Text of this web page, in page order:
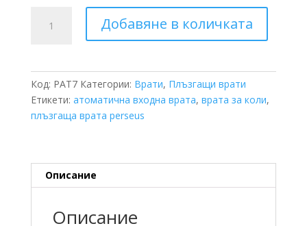
Алуминий
Добавяне в количката
Код: PAT7 Категории: Врати, Плъзгащи врати
Етикети: атоматична входна врата, врата за коли,
плъзгаща врата perseus
Описание
Описание